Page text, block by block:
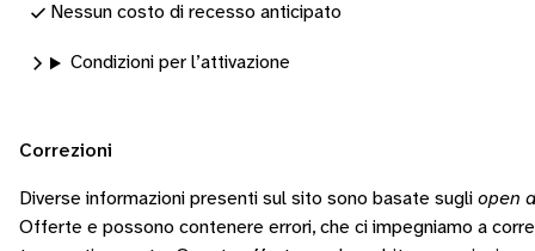
Nessun costo di recesso anticipato
Condizioni per l’attivazione
Correzioni
Diverse informazioni presenti sul sito sono basate sugli open
Offerte e possono contenere errori, che ci impegniamo a